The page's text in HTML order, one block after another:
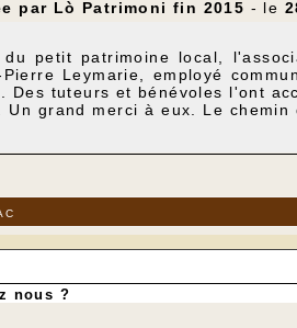
par Lò Patrimoni fin 2015 - le
petit patrimoine local,
Leymarie, employé
Des tuteurs et bénévoles l'ont
grand merci à eux. Le
le four effondré de La
nouvelle allure au couderc
de l'association dans les
nous ?